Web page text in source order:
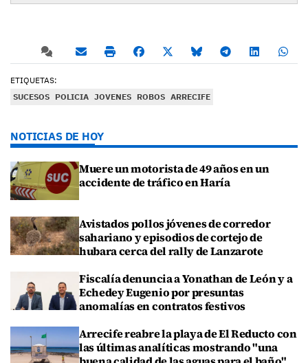
ETIQUETAS:
SUCESOS POLICIA JOVENES ROBOS ARRECIFE
NOTICIAS DE HOY
Muere un motorista de 49 años en un
accidente de tráfico en Haría
Avistados pollos jóvenes de corredor
sahariano y episodios de cortejo de
hubara cerca del rally de Lanzarote
Fiscalía denuncia a Yonathan de León y a
Echedey Eugenio por presuntas
anomalías en contratos festivos
Arrecife reabre la playa de El Reducto con
las últimas analíticas mostrando "una